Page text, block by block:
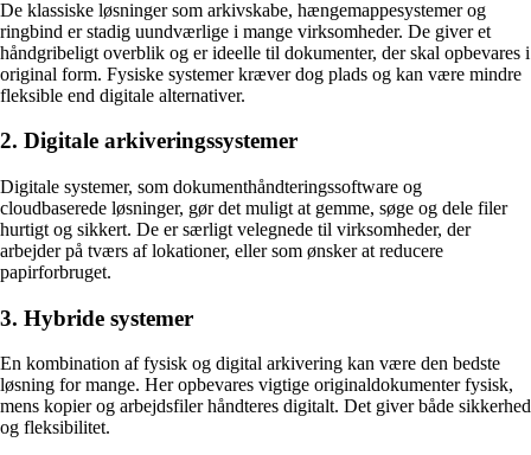
De klassiske løsninger som arkivskabe, hængemappesystemer og
ringbind er stadig uundværlige i mange virksomheder. De giver et
håndgribeligt overblik og er ideelle til dokumenter, der skal opbevares i
original form. Fysiske systemer kræver dog plads og kan være mindre
fleksible end digitale alternativer.
2. Digitale arkiveringssystemer
Digitale systemer, som dokumenthåndteringssoftware og
cloudbaserede løsninger, gør det muligt at gemme, søge og dele filer
hurtigt og sikkert. De er særligt velegnede til virksomheder, der
arbejder på tværs af lokationer, eller som ønsker at reducere
papirforbruget.
3. Hybride systemer
En kombination af fysisk og digital arkivering kan være den bedste
løsning for mange. Her opbevares vigtige originaldokumenter fysisk,
mens kopier og arbejdsfiler håndteres digitalt. Det giver både sikkerhed
og fleksibilitet.